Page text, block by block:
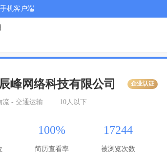
手机客户端
峰网络科技有限公司 企业认证
流 - 交通运输 10人以下
100%
简历查看率
17244
被浏览次数